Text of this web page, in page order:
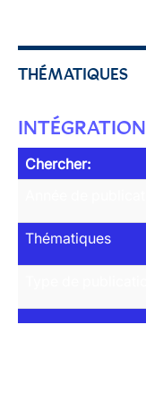
THÉMATIQUES
INTÉGRATION
Chercher:
Thématiques